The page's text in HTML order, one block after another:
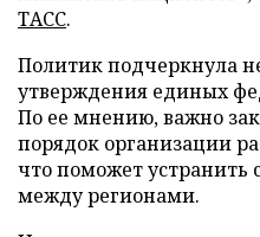
ТАСС.
Политик подчеркнула
утверждения единых
По ее мнению, важно
порядок организации
что поможет устранить
между регионами.